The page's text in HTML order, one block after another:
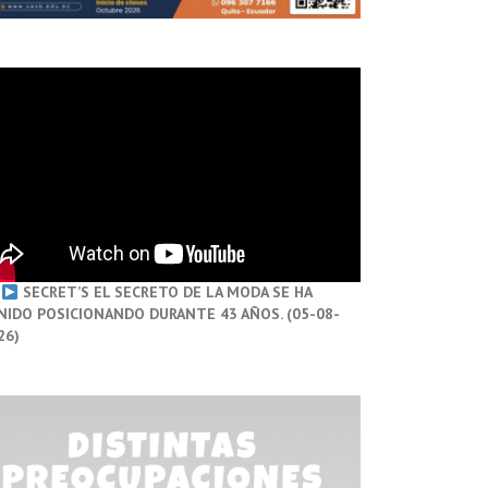
SECRET’S EL SECRETO DE LA MODA SE HA
POSICIONANDO DURANTE 43 AÑOS. (05-08-